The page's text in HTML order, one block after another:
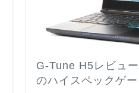
G-Tune H5レビュ
のハイスペックゲ